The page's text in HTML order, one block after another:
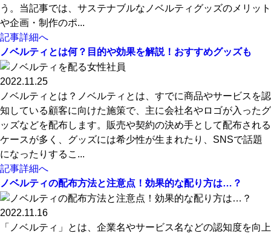
う。当記事では、サステナブルなノベルティグッズのメリット
や企画・制作のポ...
記事詳細へ
ノベルティとは何？目的や効果を解説！おすすめグッズも
2022.11.25
ノベルティとは？ノベルティとは、すでに商品やサービスを認
知している顧客に向けた施策で、主に会社名やロゴが入ったグ
ッズなどを配布します。販売や契約の決め手として配布される
ケースが多く、グッズには希少性が生まれたり、SNSで話題
になったりするこ...
記事詳細へ
ノベルティの配布方法と注意点！効果的な配り方は…？
2022.11.16
「ノベルティ」とは、企業名やサービス名などの認知度を向上